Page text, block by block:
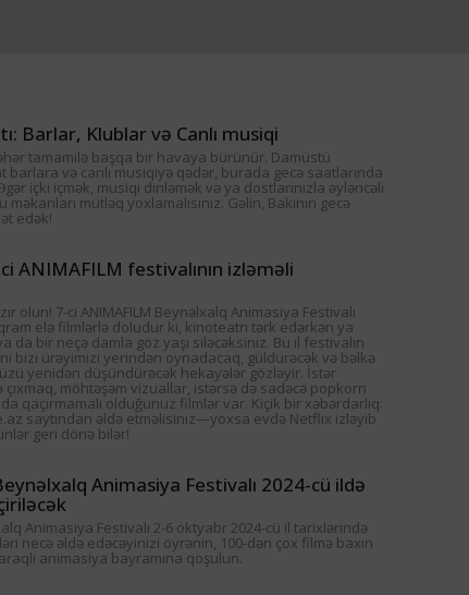
Barlar, Klublar və Canlı musiqi
tamamilə başqa bir havaya bürünür. Damüstü
və canlı musiqiyə qədər, burada gecə saatlarında
içki içmək, musiqi dinləmək və ya dostlarınızla əyləncəli
məkanları mütləq yoxlamalısınız. Gəlin, Bakının gecə
edək!
ANIMAFILM festivalının izləməli
olun! 7-ci ANIMAFILM Beynəlxalq Animasiya Festivalı
elə filmlərlə doludur ki, kinoteatrı tərk edərkən ya
da bir neçə damla göz yaşı siləcəksiniz. Bu il festivalın
bizi ürəyimizi yerindən oynadacaq, güldürəcək və bəlkə
yenidən düşündürəcək hekayələr gözləyir. İstər
möhtəşəm vizuallar, istərsə də sadəcə popkorn
qaçırmamalı olduğunuz filmlər var. Kiçik bir xəbərdarlıq:
saytından əldə etməlisiniz—yoxsa evdə Netflix izləyib
geri dönə bilər!
Animasiya Festivalı 2024-cü ildə
Animasiya Festivalı 2-6 oktyabr 2024-cü il tarixlərində
necə əldə edəcəyinizi öyrənin, 100-dən çox filmə baxın
animasiya bayramına qoşulun.